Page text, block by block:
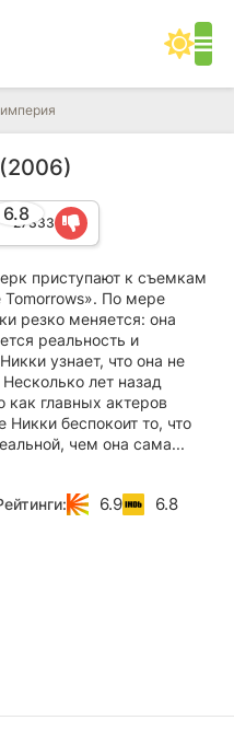
6.8
27333
приступают к съемкам
Tomorrows». По мере
резко меняется: она
реальность и
узнает, что она не
лет назад
как главных актеров
беспокоит то, что
чем она сама...
6.9 6.8